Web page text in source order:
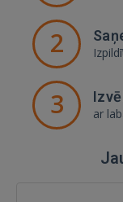
2
3 ar